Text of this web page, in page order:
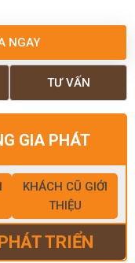
NGAY
TƯ VẤN
GIA PHÁT
KHÁCH CŨ GIỚI
THIỆU
TRIỂN